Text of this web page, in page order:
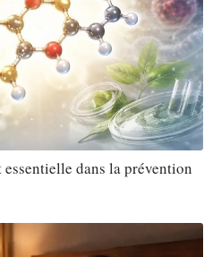
dans la prévention